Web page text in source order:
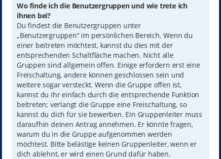
Wo finde ich die Benutzergruppen und wie trete ich
ihnen bei?
Du findest die Benutzergruppen unter
„Benutzergruppen“ im persönlichen Bereich. Wenn du
einer beitreten möchtest, kannst du dies mit der
entsprechenden Schaltfläche machen. Nicht alle
Gruppen sind allgemein offen. Einige erfordern erst eine
Freischaltung, andere können geschlossen sein und
weitere sogar versteckt. Wenn die Gruppe offen ist,
kannst du ihr einfach durch die entsprechende Funktion
beitreten; verlangt die Gruppe eine Freischaltung, so
kannst du dich für sie bewerben. Ein Gruppenleiter muss
daraufhin deinen Antrag annehmen. Er könnte fragen,
warum du in die Gruppe aufgenommen werden
möchtest. Bitte belästige keinen Gruppenleiter, wenn er
dich ablehnt, er wird einen Grund dafür haben.